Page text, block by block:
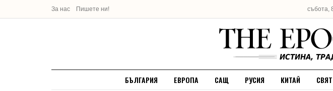
За нас Пишете ни! събота,
БЪЛГАРИЯ ЕВРОПА САЩ РУСИЯ КИТАЙ СВЯТ